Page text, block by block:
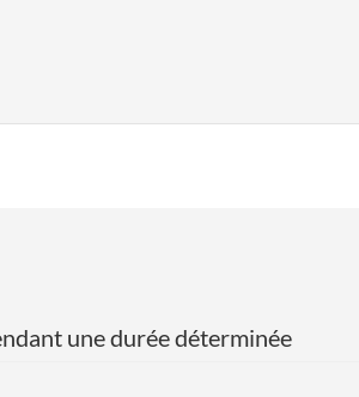
une durée déterminée